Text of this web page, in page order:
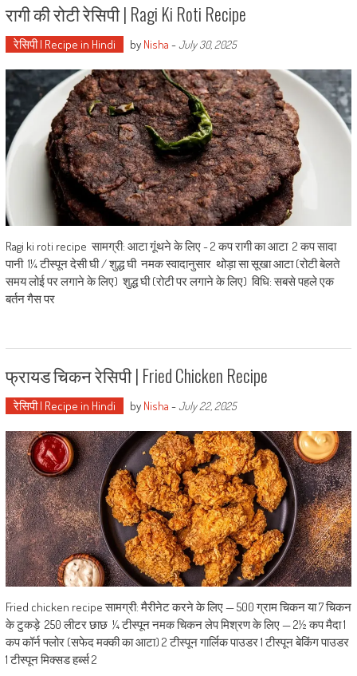
रागी की रोटी रेसिपी | Ragi Ki Roti Recipe
रेसिपी | Recipe in Hindi by Nisha -July 30, 2025
Ragi ki roti recipe सामग्री: आटा गूंथने के लिए - 2 कप रागी का आटा 2 कप सादा
पानी 1¼ टीस्पून देसी घी / शुद्ध घी नमक स्वादानुसार थोड़ा सा सूखा आटा (रोटी बेलते
समय लोई पर लगाने के लिए) शुद्ध घी (रोटी पर लगाने के लिए) विधि: सबसे पहले एक
बर्तन गैस पर
फ्रायड चिकन रेसिपी | Fried Chicken Recipe
रेसिपी | Recipe in Hindi by Nisha -July 22, 2025
Fried chicken recipe सामग्री: मैरीनेट करने के लिए — 500 ग्राम चिकन या 7 चिकन
के टुकड़े 250 लीटर छाछ ¼ टीस्पून नमक चिकन लेप मिश्रण के लिए — 2½ कप मैदा 1
कप कॉर्न फ्लोर (सफेद मक्की का आटा) 2 टीस्पून गार्लिक पाउडर 1 टीस्पून बेकिंग पाउडर
1 टीस्पून मिक्सड हर्ब्स 2